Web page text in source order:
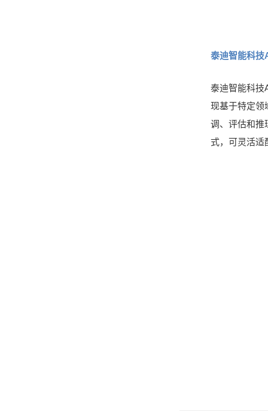
泰迪智能科
泰迪智能科技
现基于特定领
调、评估和推
式，可灵活适